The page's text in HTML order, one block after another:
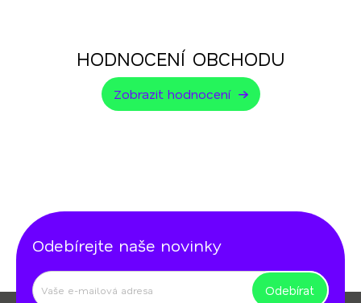
HODNOCENÍ OBCHODU
Zobrazit hodnocení
Odebírejte naše novinky
Odebírat